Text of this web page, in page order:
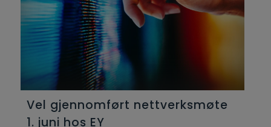
Vel gjennomført nettverksmøte
1. juni hos EY